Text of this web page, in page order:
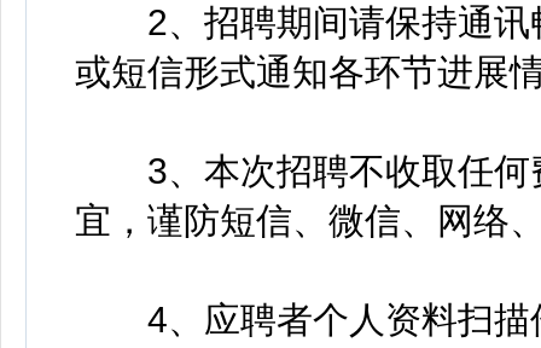
2、招聘期间请保持通讯
或短信形式通知各环节进展
3、本次招聘不收取任何
宜，谨防短信、微信、网络
4、应聘者个人资料扫描